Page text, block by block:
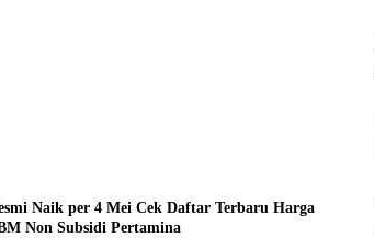
Naik per 4 Mei Cek Daftar Terbaru Harga
Non Subsidi Pertamina